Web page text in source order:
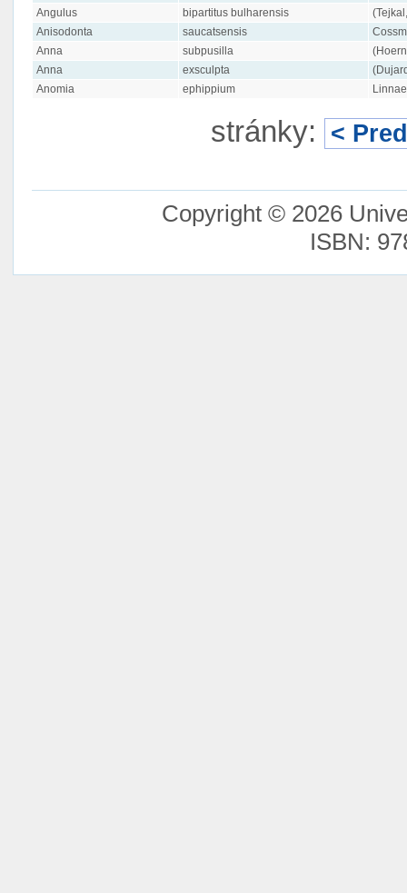
Angulus bipartitus bulharensis
Anisodonta
saucatsensis
Anna
subpusilla
Anna
exsculpta
Anomia
ephippium
stránky: < Pred
Copyright © 2026
ISBN: